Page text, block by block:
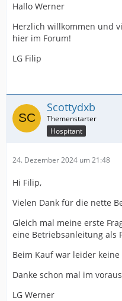
Hallo Werner
Herzlich willkommen und
hier im Forum!
LG Filip
Scottydxb
Hospitant
24. Dezember 2024 um 21:48
Hi Filip,
Vielen Dank für die nette
Gleich mal meine erste
eine Betriebsanleitung als
Beim Kauf war leider
Danke schon mal im
LG Werner